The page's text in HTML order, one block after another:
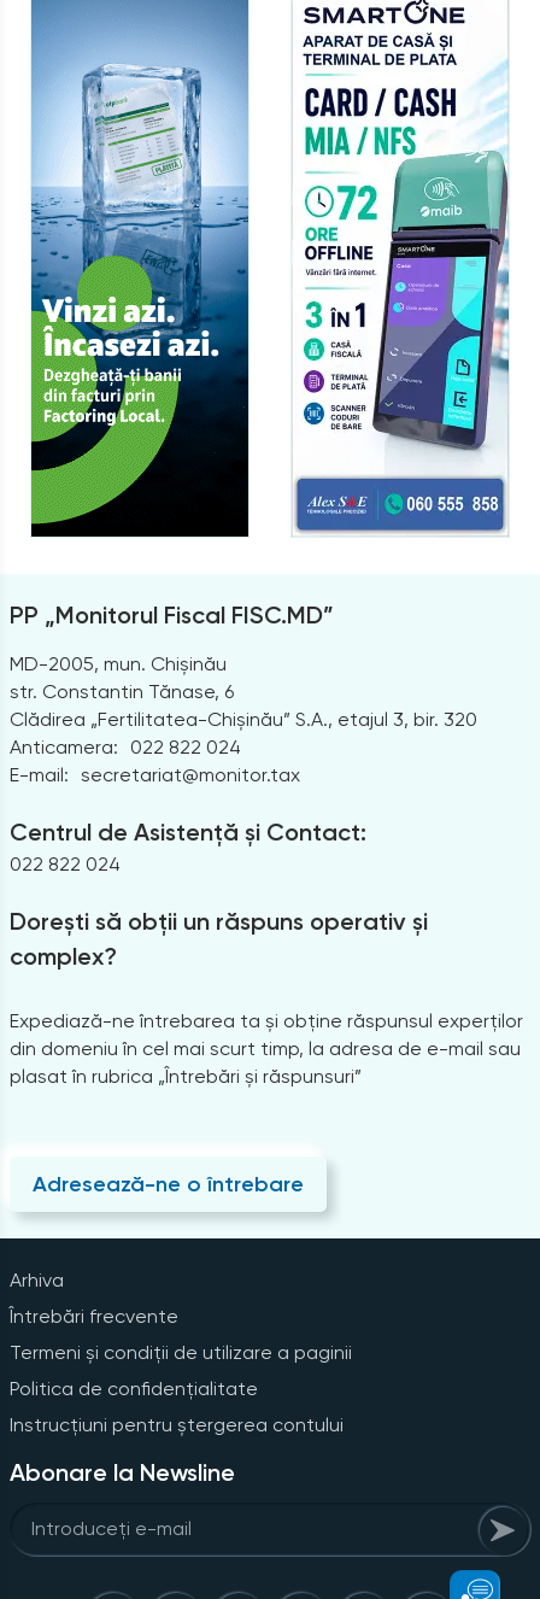
PP „Monitorul Fiscal FISC.MD”
MD-2005, mun. Chișinău
str. Constantin Tănase, 6
Clădirea „Fertilitatea-Chișinău” S.A., etajul 3, bir. 320
Anticamera:
022 822 024
E-mail: secretariat@monitor.tax
Centrul de Asistență și Contact:
022 822 024
Dorești să obții un răspuns operativ și
complex?
Expediază-ne întrebarea ta și obține răspunsul experților
din domeniu în cel mai scurt timp, la adresa de e-mail sau
plasat în rubrica „Întrebări și răspunsuri”
Adresează-ne o întrebare
Arhiva
Întrebări frecvente
Termeni și condiții de utilizare a paginii
Politica de confidențialitate
Instrucțiuni pentru ștergerea contului
Abonare la Newsline